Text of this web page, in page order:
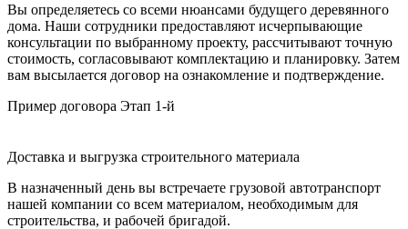
Вы определяетесь со всеми нюансами будущего деревянного
дома. Наши сотрудники предоставляют исчерпывающие
консультации по выбранному проекту, рассчитывают точную
стоимость, согласовывают комплектацию и планировку. Затем
вам высылается договор на ознакомление и подтверждение.
Пример договора Этап 1-й
Доставка и выгрузка строительного материала
В назначенный день вы встречаете грузовой автотранспорт
нашей компании со всем материалом, необходимым для
строительства, и рабочей бригадой.